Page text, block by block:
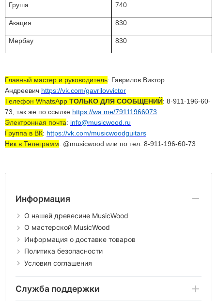
Груша 740
Акация 830
Мербау 830
Главный мастер и руководитель: Гаврилов Виктор
Андреевич https://vk.com/gavrilovvictor
Телефон WhatsApp ТОЛЬКО ДЛЯ СООБЩЕНИЙ: 8-911-196-60-
73 , так же по ссылке https://wa.me/79111966073
Электронная почта: info@musicwood.ru
Группа в ВК: https://vk.com/musicwoodguitars
Ник в Телеграмм: @musicwood или по тел. 8-911-196-60-73
Информация
О нашей древесине MusicWood
О мастерской MusicWood
Информация о доставке товаров
Политика безопасности
Условия соглашения
Служба поддержки